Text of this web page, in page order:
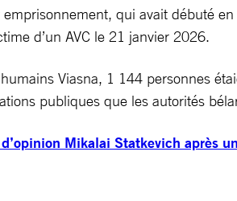
qui avait débuté
d’un AVC le 21 janvier 2026.
Viasna, 1 144 personnes
publiques que les autorités
Mikalai Statkevich après